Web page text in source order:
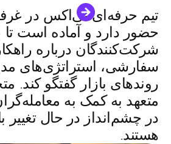
تیم حرفه‌ای نی‌اکس در
حضور دارد و آماده است تا
شرکت‌کنندگان درباره
سفارشی، استراتژی‌های
روندهای بازار گفتگو کند.
متعهد به کمک به
در چشم‌انداز در حال تغییر
هستند.